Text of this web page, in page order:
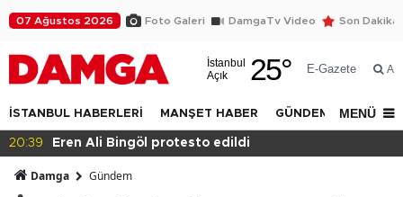
07 Ağustos 2026 Foto Galeri DamgaTv Video Son Dakika
İstanbul
Açık
25° E-Gazete Ara
İSTANBUL HABERLERİ MANŞET HABER GÜNDEM DÜNYA
MENÜ
20:36 Eğitimde haksızlık!
Damga Gündem